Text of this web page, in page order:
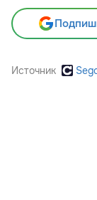
Источник